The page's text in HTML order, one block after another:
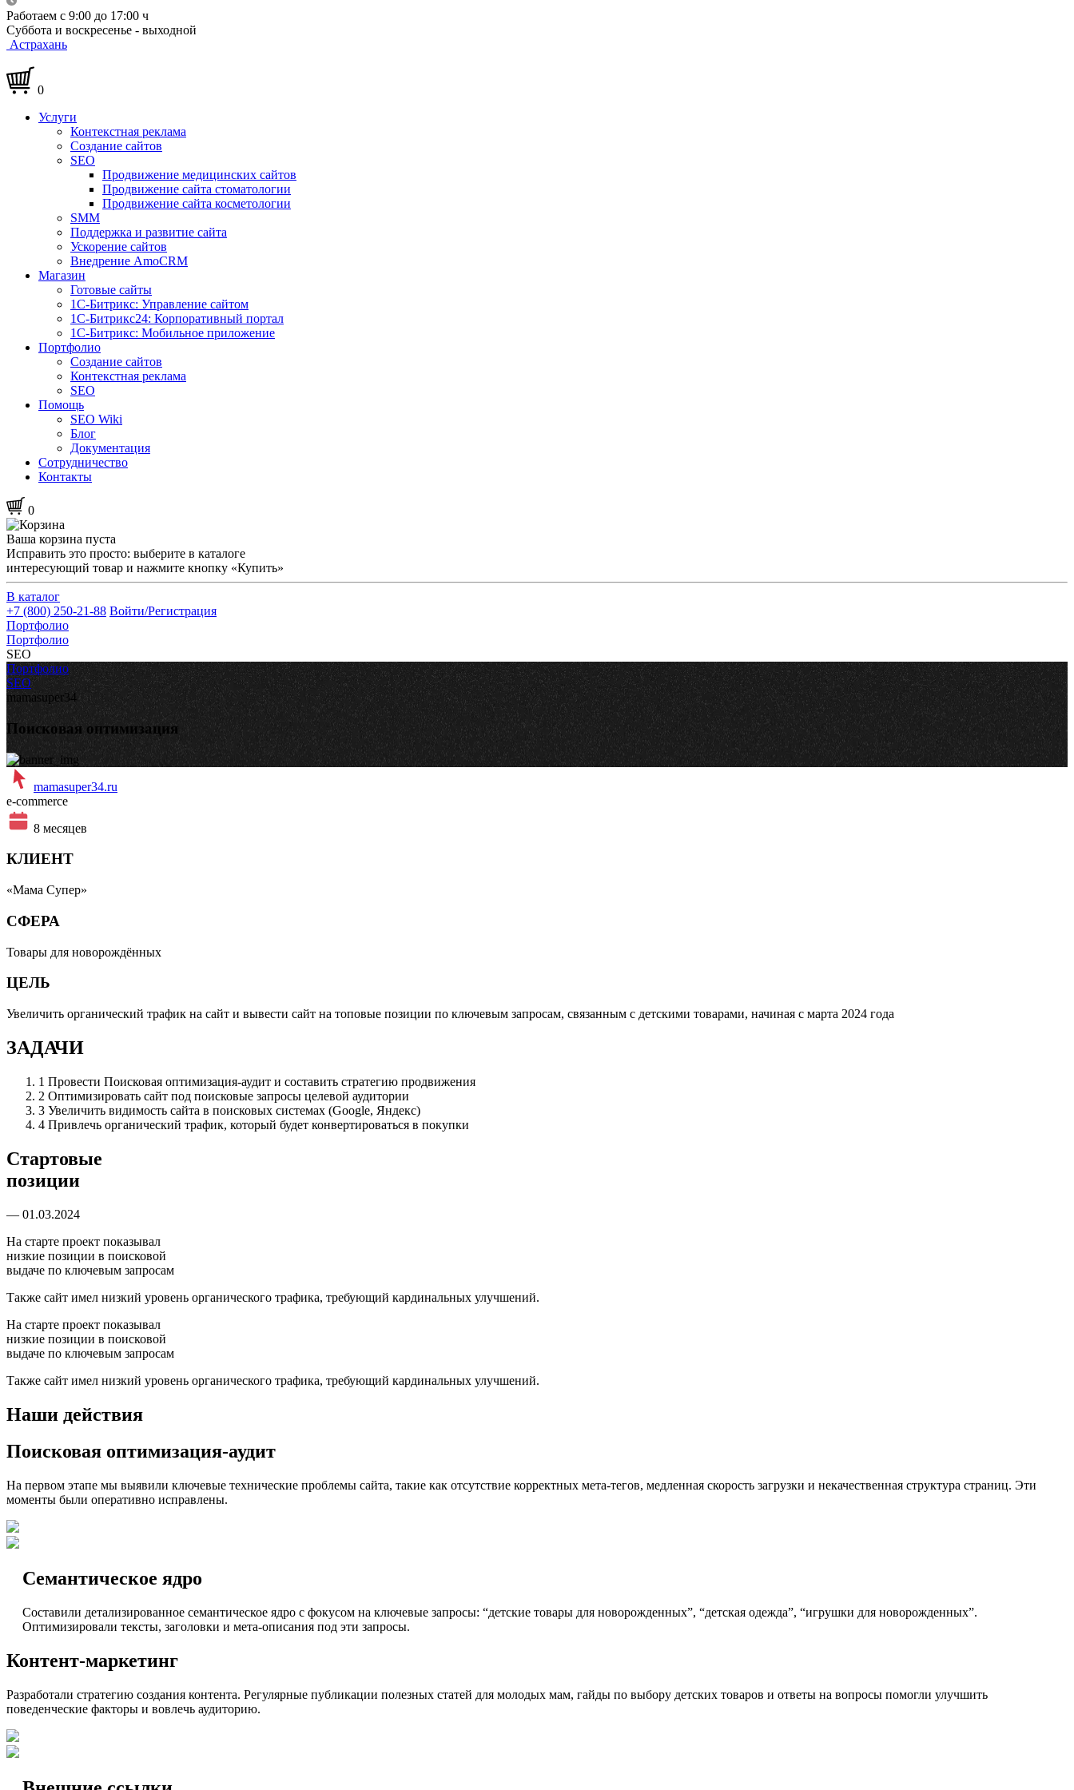
Работаем с 9:00 до 17:00 ч
Суббота и воскресенье - выходной
Астрахань
0
Услуги
Контекстная реклама
Создание сайтов
SEO
Продвижение медицинских сайтов
Продвижение сайта стоматологии
Продвижение сайта косметологии
SMM
Поддержка и развитие сайта
Ускорение сайтов
Внедрение AmoCRM
Магазин
Готовые сайты
1С-Битрикс: Управление сайтом
1С-Битрикс24: Корпоративный портал
1С-Битрикс: Мобильное приложение
Портфолио
Создание сайтов
Контекстная реклама
SEO
Помощь
SEO Wiki
Блог
Документация
Сотрудничество
Контакты
0
Ваша корзина пуста
Исправить это просто: выберите в каталоге
интересующий товар и нажмите кнопку «Купить»
В каталог
+7 (800) 250-21-88 Войти/Регистрация
Портфолио
Портфолио
SEO
Портфолио
SEO
mamasuper34
Поисковая оптимизация
mamasuper34.ru
e-commerce
8 месяцев
КЛИЕНТ
«Мама Супер»
СФЕРА
Товары для новорождённыx
ЦЕЛЬ
Увеличить органический трафик на сайт и вывести сайт на топовые позиции по ключевым запросам, связанным с детскими товарами, начиная с марта 2024 года
ЗАДАЧИ
1 Провести Поисковая оптимизация-аудит и составить стратегию продвижения
2 Оптимизировать сайт под поисковые запросы целевой аудитории
3 Увеличить видимость сайта в поисковых системах (Google, Яндекс)
4 Привлечь органический трафик, который будет конвертироваться в покупки
Стартовые
позиции
— 01.03.2024
На старте проект показывал
низкие позиции в поисковой
выдаче по ключевым запросам
Также сайт имел низкий уровень органического трафика, требующий кардинальных улучшений.
На старте проект показывал
низкие позиции в поисковой
выдаче по ключевым запросам
Также сайт имел низкий уровень органического трафика, требующий кардинальных улучшений.
Наши действия
Поисковая оптимизация-аудит
На первом этапе мы выявили ключевые технические проблемы сайта, такие как отсутствие корректных мета-тегов, медленная скорость загрузки и некачественная структура страниц. Эти
моменты были оперативно исправлены.
Семантическое ядро
Составили детализированное семантическое ядро с фокусом на ключевые запросы: “детские товары для новорожденных”, “детская одежда”, “игрушки для новорожденных”.
Оптимизировали тексты, заголовки и мета-описания под эти запросы.
Контент-маркетинг
Разработали стратегию создания контента. Регулярные публикации полезных статей для молодых мам, гайды по выбору детских товаров и ответы на вопросы помогли улучшить
поведенческие факторы и вовлечь аудиторию.